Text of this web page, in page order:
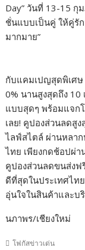
Day” วันที่ 13-15 กุ
ชั่นแบบเป็นคู่ ให้คู่รั
มากมาย”
กับแคมเปญสุดพิเศษ
0% นานสูงสุดถึง 10
แบบสุดๆ พร้อมแจก
เลย! คูปองส่วนลดสู
ไลฟ์สไตล์ ผ่านหลาก
ไทย เพียงกดช้อปผ่า
คูปองส่วนลดขนส่งฟ
ดีที่สุดในประเทศไ
อุ่นใจในสินค้าและบ
นภาพร/เชียงใหม่
โฟกัสข่าวเด่น